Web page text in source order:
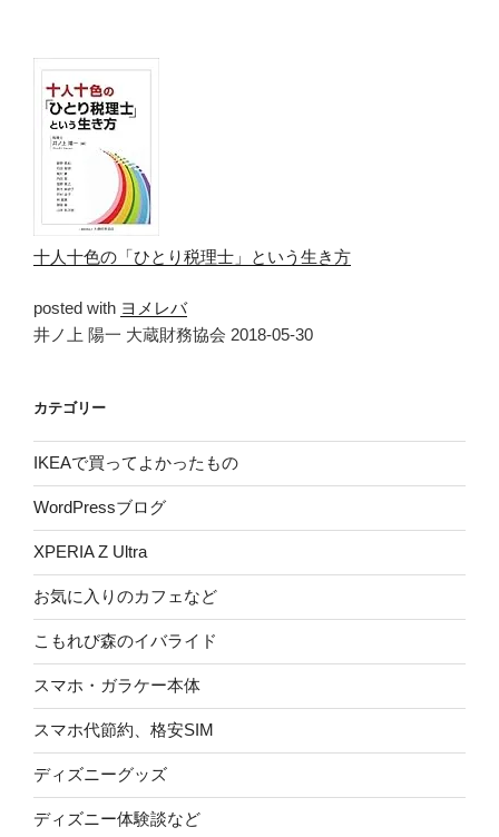
十人十色の「ひとり税理士」という生き方
posted with ヨメレバ
井ノ上 陽一 大蔵財務協会 2018-05-30
カテゴリー
IKEAで買ってよかったもの
WordPressブログ
XPERIA Z Ultra
お気に入りのカフェなど
こもれび森のイバライド
スマホ・ガラケー本体
スマホ代節約、格安SIM
ディズニーグッズ
ディズニー体験談など